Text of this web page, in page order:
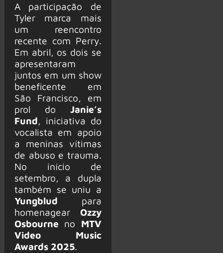
A participação de
Tyler marca mais
um reencontro
recente com Perry.
Em abril, os dois se
apresentaram
juntos em um show
beneficente em
São Francisco, em
prol do Janie’s
Fund, iniciativa do
vocalista em apoio
a meninas vítimas
de abuso e trauma.
No início de
setembro, a dupla
também se uniu a
Yungblud para
homenagear Ozzy
Osbourne no MTV
Video Music
Awards 2025.